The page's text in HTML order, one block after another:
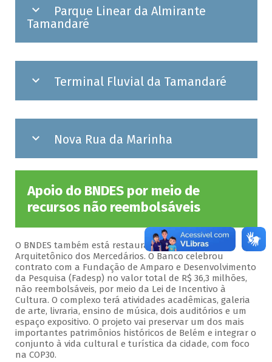
Parque Linear da Almirante
Tamandaré
Terminal Fluvial da Tamandaré
Nova Rua da Marinha
Apoio do BNDES por meio de
recursos não reembolsáveis
O BNDES também está restaurando o Conjunto
Arquitetônico dos Mercedários. O Banco celebrou
contrato com a Fundação de Amparo e Desenvolvimento
da Pesquisa (Fadesp) no valor total de R$ 36,3 milhões,
não reembolsáveis, por meio da Lei de Incentivo à
Cultura. O complexo terá atividades acadêmicas, galeria
de arte, livraria, ensino de música, dois auditórios e um
espaço expositivo. O projeto vai preservar um dos mais
importantes patrimônios históricos de Belém e integrar o
conjunto à vida cultural e turística da cidade, com foco
na COP30.